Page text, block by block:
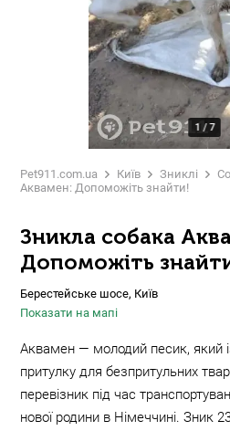
1 /7
Pet911.com.ua Київ Зниклі
Аквамен: Допоможіть знайти!
Зникла собака
Допоможіть
Берестейське шосе, Київ
Показати на мапі
Аквамен — молодий песик, який
притулку для безпритульних
перевізник під час
нової родини в Німеччині. Зник